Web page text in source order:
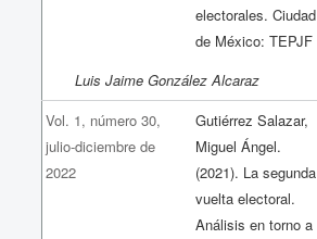
electorales. Ciudad
de México: TEPJF
Luis Jaime González Alcaraz
Vol. 1, número 30,
julio-diciembre de
2022
Gutiérrez Salazar,
Miguel Ángel.
(2021). La segunda
vuelta electoral.
Análisis en torno a